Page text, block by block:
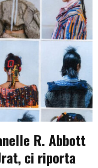
R. Abbott
ci riporta